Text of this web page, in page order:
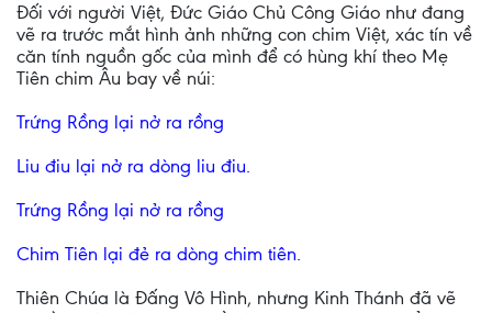
Đối với người Việt, Đức Giáo Chủ Công Giáo như đang
vẽ ra trước mắt hình ảnh những con chim Việt, xác tín về
căn tính nguồn gốc của mình để có hùng khí theo Mẹ
Tiên chim Âu bay về núi:
Trứng Rồng lại nở ra rồng
Liu điu lại nở ra dòng liu điu.
Trứng Rồng lại nở ra rồng
Chim Tiên lại đẻ ra dòng chim tiên.
Thiên Chúa là Đấng Vô Hình, nhưng Kinh Thánh đã vẽ